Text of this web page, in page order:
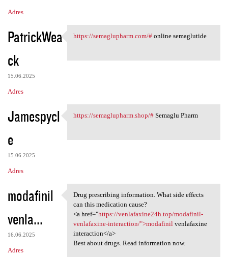
Adres
PatrickWea
ck
15.06.2025
Adres
https://semaglupharm.com/#
https://semaglupharm.com/#online semaglutide
Jamespycl
e
15.06.2025
Adres
https://semaglupharm.shop/#
https://semaglupharm.shop/#Semaglu Pharm
modafinil
venla...
16.06.2025
Adres
Drug prescribing information.
Drug prescribing information. What side effects
can this medication cause?
<a href="https://venlafaxine24h.top/modafinil-
venlafaxine-interaction/">modafinil venlafaxine
interaction</a>
Best about drugs. Read information now.